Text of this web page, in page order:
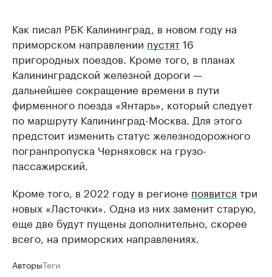
Как писал РБК Калининград, в новом году на
приморском направлении пустят16
пригородных поездов. Кроме того, в планах
Калининградской железной дороги —
дальнейшее сокращение времени в пути
фирменного поезда «Янтарь», который следует
по маршруту Калининград-Москва. Для этого
предстоит изменить статус железнодорожного
погранпропуска Черняховск на грузо-
пассажирский.
Кроме того, в 2022 году в регионе появится три
новых «Ласточки». Одна из них заменит старую,
еще две будут пущены дополнительно, скорее
всего, на приморских направлениях.
АвторыТеги